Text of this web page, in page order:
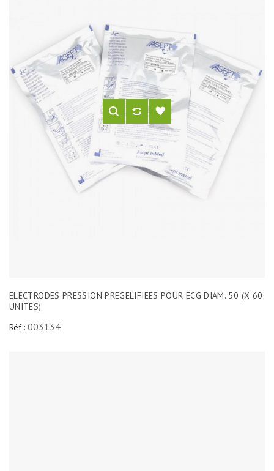
ELECTRODES PRESSION PREGELIFIEES POUR ECG DIAM. 50 (X 60
UNITES)
Réf : 003134